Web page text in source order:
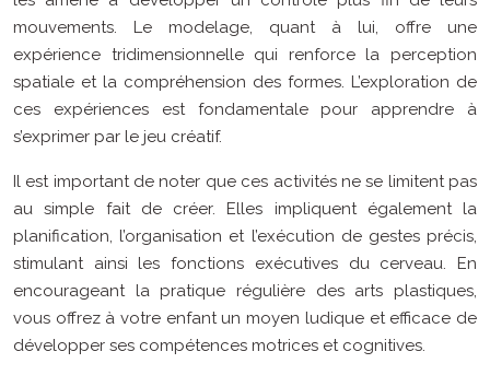
mouvements. Le modelage, quant à lui, offre une
expérience tridimensionnelle qui renforce la perception
spatiale et la compréhension des formes. L’exploration de
ces expériences est fondamentale pour apprendre à
s’exprimer par le jeu créatif.
Il est important de noter que ces activités ne se limitent pas
au simple fait de créer. Elles impliquent également la
planification, l’organisation et l’exécution de gestes précis,
stimulant ainsi les fonctions exécutives du cerveau. En
encourageant la pratique régulière des arts plastiques,
vous offrez à votre enfant un moyen ludique et efficace de
développer ses compétences motrices et cognitives.